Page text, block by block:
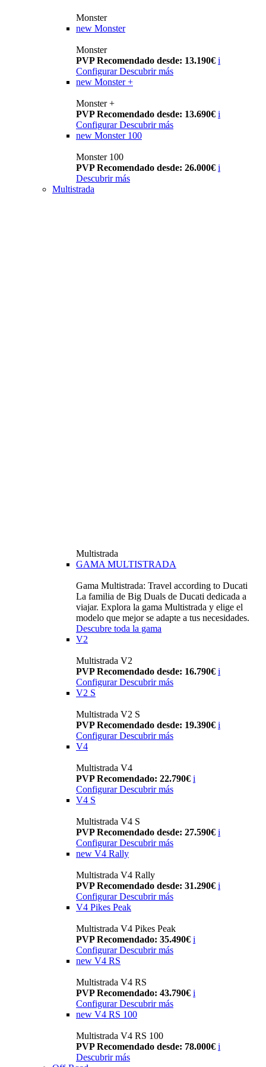
Monster
new Monster
Monster
PVP Recomendado desde: 13.190€ i
Configurar Descubrir más
new Monster +
Monster +
PVP Recomendado desde: 13.690€ i
Configurar Descubrir más
new Monster 100
Monster 100
PVP Recomendado desde: 26.000€ i
Descubrir más
Multistrada
Multistrada
GAMA MULTISTRADA
Gama Multistrada: Travel according to Ducati
La familia de Big Duals de Ducati dedicada a
viajar. Explora la gama Multistrada y elige el
modelo que mejor se adapte a tus necesidades.
Descubre toda la gama
V2
Multistrada V2
PVP Recomendado desde: 16.790€ i
Configurar Descubrir más
V2 S
Multistrada V2 S
PVP Recomendado desde: 19.390€ i
Configurar Descubrir más
V4
Multistrada V4
PVP Recomendado: 22.790€ i
Configurar Descubrir más
V4 S
Multistrada V4 S
PVP Recomendado desde: 27.590€ i
Configurar Descubrir más
new V4 Rally
Multistrada V4 Rally
PVP Recomendado desde: 31.290€ i
Configurar Descubrir más
V4 Pikes Peak
Multistrada V4 Pikes Peak
PVP Recomendado: 35.490€ i
Configurar Descubrir más
new V4 RS
Multistrada V4 RS
PVP Recomendado: 43.790€ i
ConfigurarDescubrir más
new V4 RS 100
Multistrada V4 RS 100
PVP Recomendado desde: 78.000€ i
Descubrir más